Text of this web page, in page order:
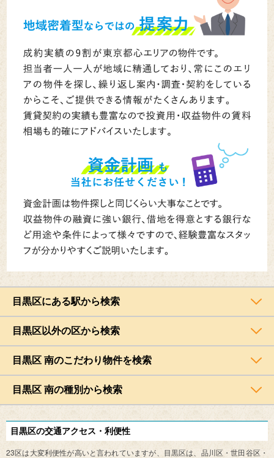
目黒区にある駅から検索
目黒区以外の区から検索
目黒区 南のこだわり物件を検索
目黒区 南の種別から検索
目黒区の交通アクセス・利便性
23 区は大変利便性が高いと言われていますが、目黒区は、品川区・世田谷区・